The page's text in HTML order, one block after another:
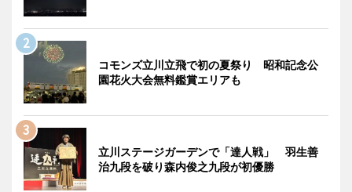
コモンズ立川立飛で初の夏祭り 昭和記念公
園花火大会無料鑑賞エリアも
立川ステージガーデンで「達人戦」 羽生善
治九段を破り森内俊之九段が初優勝